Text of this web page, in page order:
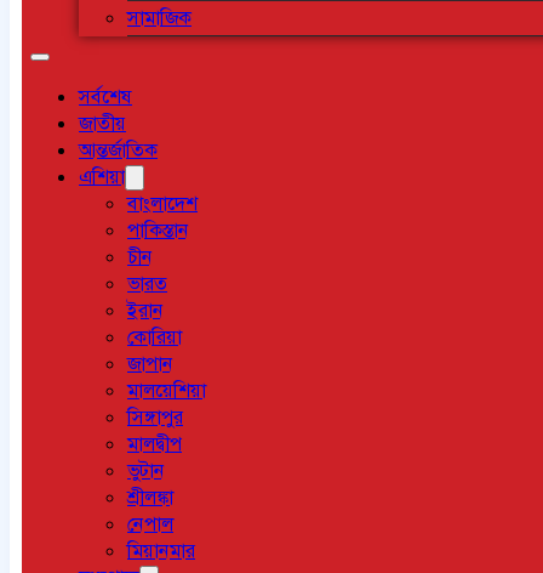
সামাজিক
সর্বশেষ
জাতীয়
আন্তর্জাতিক
এশিয়া
বাংলাদেশ
পাকিস্তান
চীন
ভারত
ইরান
কোরিয়া
জাপান
মালয়েশিয়া
সিঙ্গাপুর
মালদ্বীপ
ভুটান
শ্রীলঙ্কা
নেপাল
মিয়ানমার